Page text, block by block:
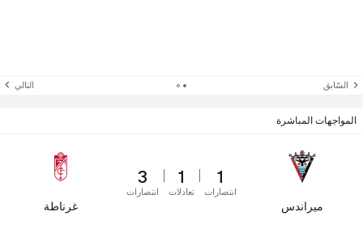
السّابق التالي
المواجهات المباشرة
ميراندس
1
انتصارات
1
تعادلات
3
انتصارات
غرناطة